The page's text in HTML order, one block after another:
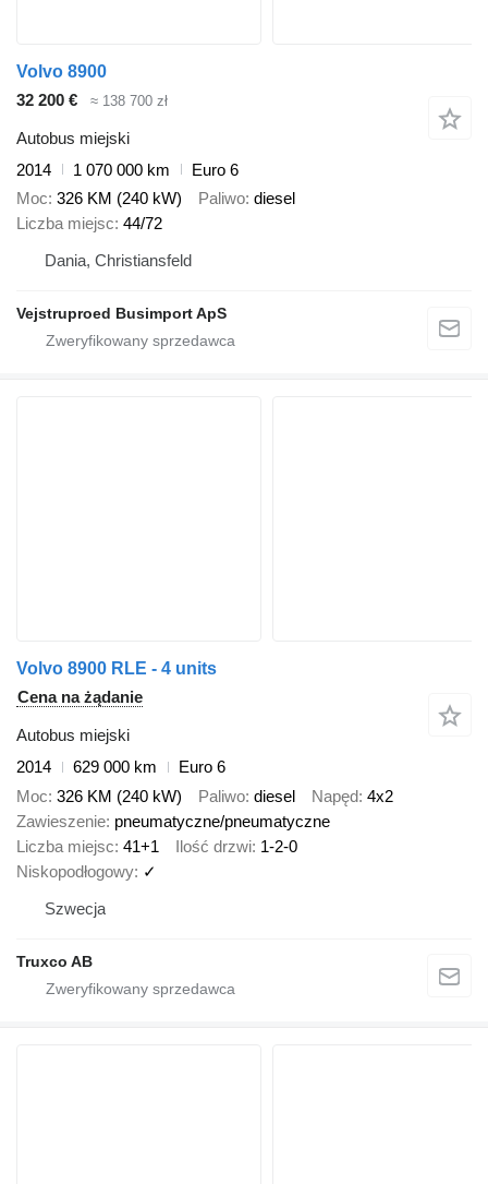
Volvo 8900
32 200 €
≈ 138 700 zł
Autobus miejski
2014
1 070 000 km
Euro 6
Moc 326 KM (240 kW) Paliwo diesel
Liczba miejsc 44/72
Dania, Christiansfeld
Vejstruproed Busimport ApS
Volvo 8900 RLE - 4 units
Cena na żądanie
Autobus miejski
2014
629 000 km
Euro 6
Moc 326 KM (240 kW) Paliwo diesel Napęd 4x2
Zawieszenie pneumatyczne/pneumatyczne
Liczba miejsc 41+1 Ilość drzwi 1-2-0
Niskopodłogowy ✓
Szwecja
Truxco AB